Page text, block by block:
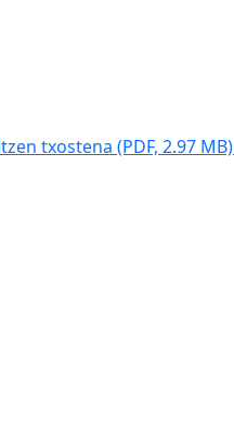
txostena (PDF, 2.97 MB)